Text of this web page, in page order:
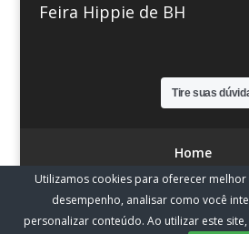
Feira Hippie de BH
Home
By
Utilizamos cookies para oferecer
desempenho, analisar como você
personalizar conteúdo. Ao utilizar este
Tire suas